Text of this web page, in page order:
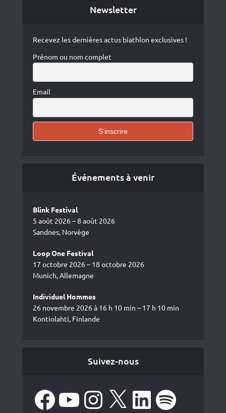
Newsletter
Recevez les dernières actus biathlon exclusives !
Prénom ou nom complet
Email
Événements à venir
Blink Festival
5 août 2026 – 8 août 2026
Sandnes, Norvège
Loop One Festival
17 octobre 2026 – 18 octobre 2026
Munich, Allemagne
Individuel Hommes
26 novembre 2026 à 16 h 10 min – 17 h 10 min
Kontiolahti, Finlande
Suivez-nous
FacebookYouTube Instagram LinkedIn Spotify